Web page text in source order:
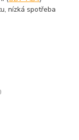
nízká spotřeba